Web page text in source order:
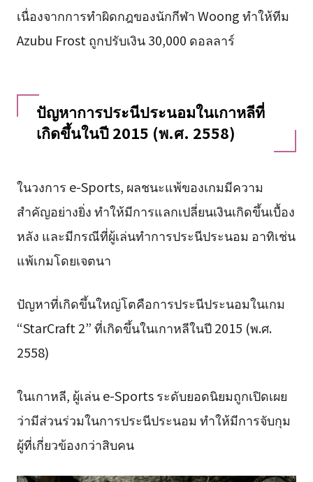
เนื่องจากการทำผิดกฎของนักกีฬา Woong ทำให้ทีม
Azubu Frost ถูกปรับเงิน 30,000 ดอลลาร์
ปัญหาการประนีประนอมในเกาหลีที่
เกิดขึ้นในปี 2015 (พ.ศ. 2558)
ในวงการ e-Sports, ผลชนะแพ้ของเกมมีความ
สำคัญอย่างยิ่ง ทำให้มีการแลกเปลี่ยนเงินเกิดขึ้นเบื้อง
หลัง และมีกรณีที่ผู้เล่นทำการประนีประนอม อาทิเช่น
แพ้เกมโดยเจตนา
ปัญหาที่เกิดขึ้นใหญ่โตคือการประนีประนอมในเกม
“StarCraft 2” ที่เกิดขึ้นในเกาหลีในปี 2015 (พ.ศ.
2558)
ในเกาหลี, ผู้เล่น e-Sports ระดับยอดนิยมถูกเปิดเผย
ว่ามีส่วนร่วมในการประนีประนอม ทำให้มีการจับกุม
ผู้ที่เกี่ยวข้องกว่าสิบคน